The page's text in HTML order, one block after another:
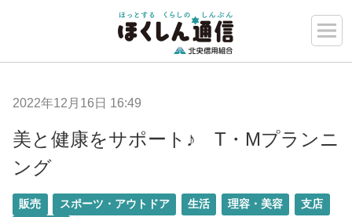
2022年12月16日 16:49
美と健康をサポート♪ T・Mプランニ
ング
販売 スポーツ・アウトドア 生活 理容・美容
支店